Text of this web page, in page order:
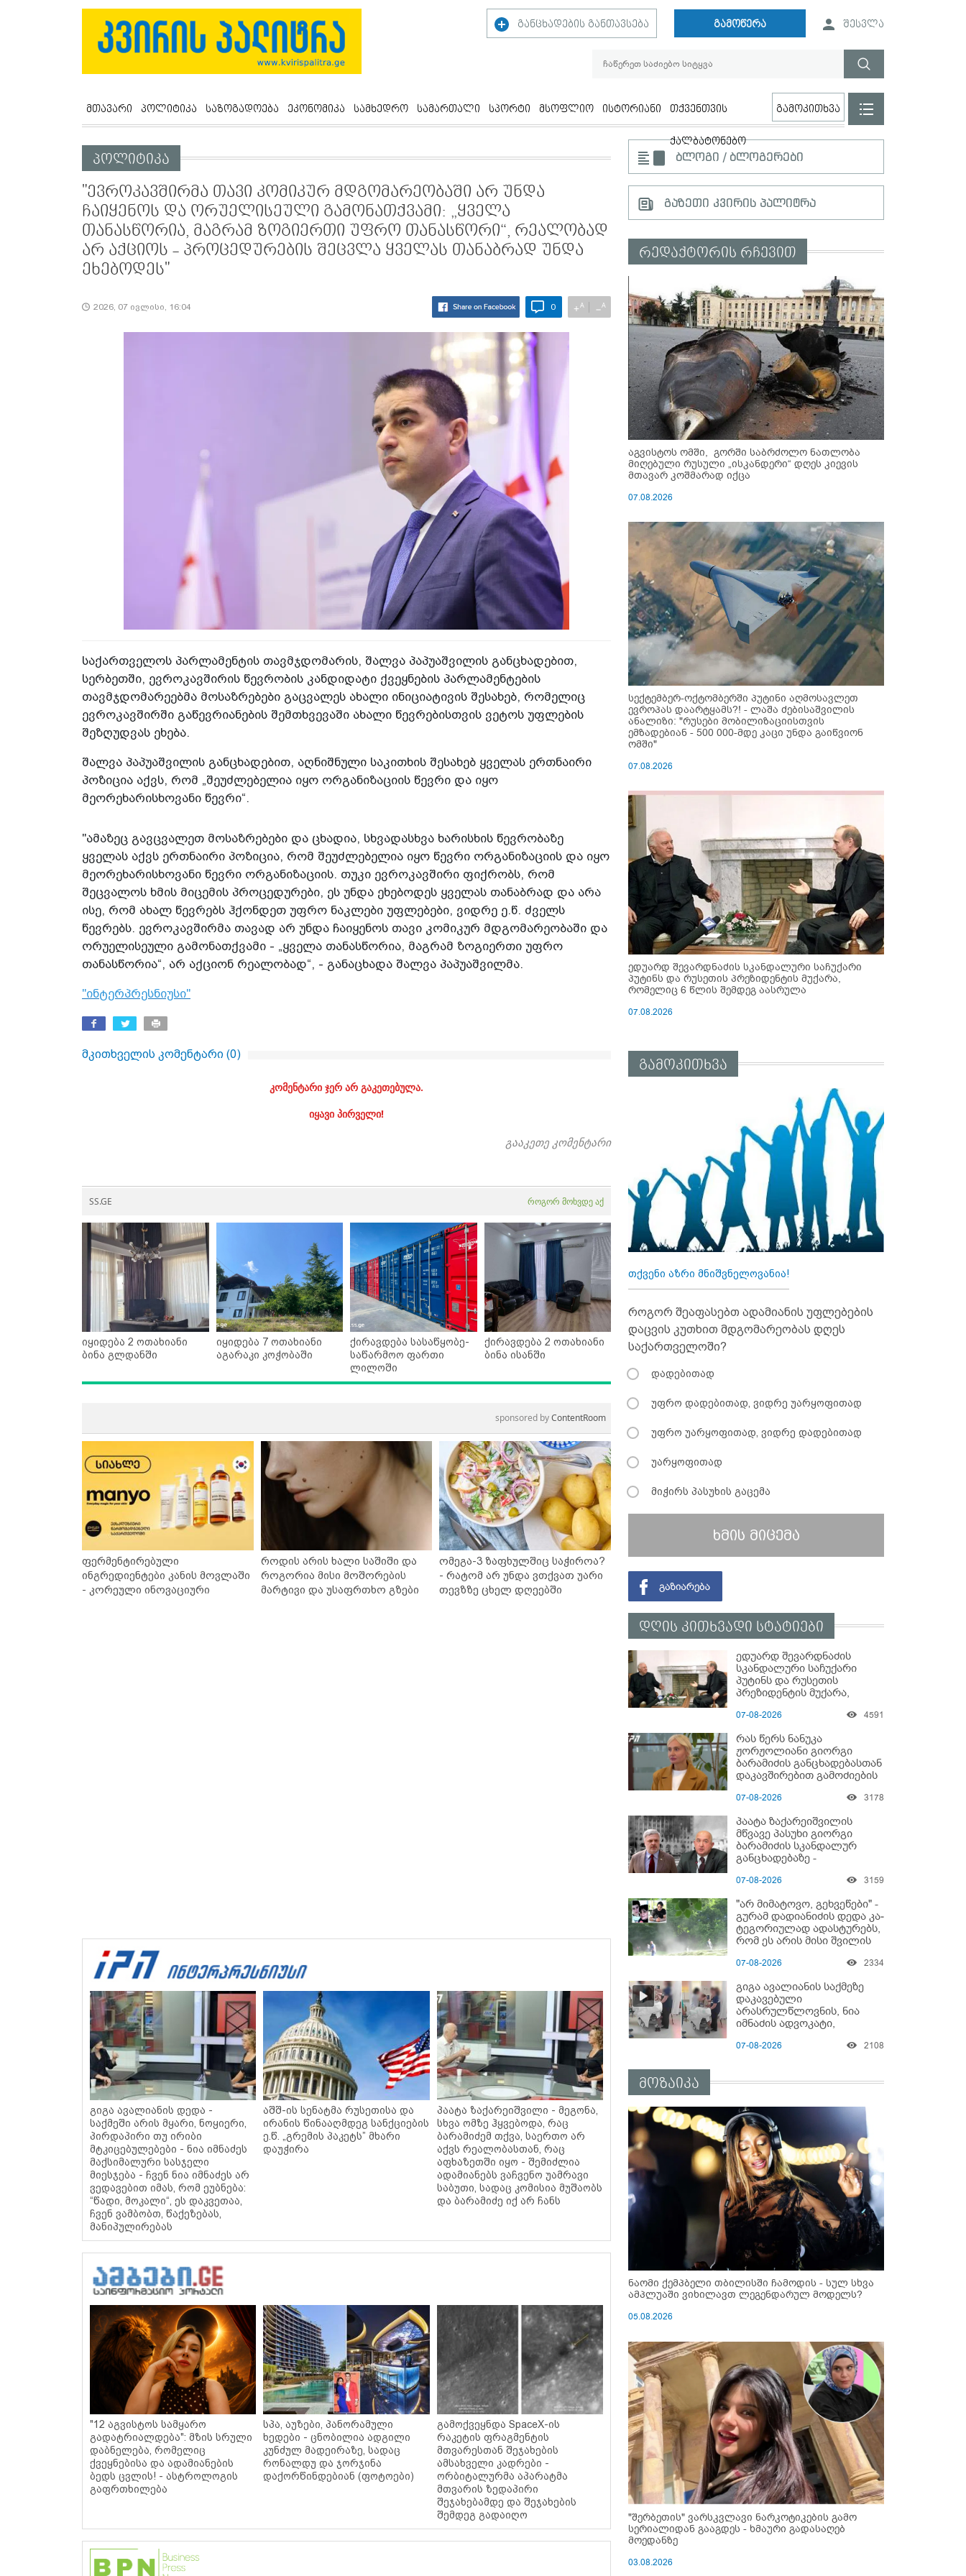
განცხადების განთავსება გამოწერა შესვლა
მთავარი პოლიტიკა საზოგადოება ეკონომიკა სამხედრო სამართალი სპორტი მსოფლიო ისტორიანი თქვენთვის
ქალბატონებო
გამოკითხვა
პოლიტიკა
"ევროკავშირმა თავი კომიკურ მდგომარეობაში არ უნდა
ჩაიყენოს და ორუელისეული გამონათქვამი: „ყველა
თანასწორია, მაგრამ ზოგიერთი უფრო თანასწორი“, რეალობად
არ აქციოს - პროცედურების შეცვლა ყველას თანაბრად უნდა
ეხებოდეს"
2026, 07 ივლისი, 16:04 0 +A −A
საქართველოს პარლამენტის თავმჯდომარის, შალვა პაპუაშვილის განცხადებით,
სერბეთში, ევროკავშირის წევრობის კანდიდატი ქვეყნების პარლამენტების
თავმჯდომარეებმა მოსაზრებები გაცვალეს ახალი ინიციატივის შესახებ, რომელიც
ევროკავშირში გაწევრიანების შემთხვევაში ახალი წევრებისთვის ვეტოს უფლების
შეზღუდვას ეხება.
შალვა პაპუაშვილის განცხადებით, აღნიშნული საკითხის შესახებ ყველას ერთნაირი
პოზიცია აქვს, რომ „შეუძლებელია იყო ორგანიზაციის წევრი და იყო
მეორეხარისხოვანი წევრი“.
"ამაზეც გავცვალეთ მოსაზრებები და ცხადია, სხვადასხვა ხარისხის წევრობაზე
ყველას აქვს ერთნაირი პოზიცია, რომ შეუძლებელია იყო წევრი ორგანიზაციის და იყო
მეორეხარისხოვანი წევრი ორგანიზაციის. თუკი ევროკავშირი ფიქრობს, რომ
შეცვალოს ხმის მიცემის პროცედურები, ეს უნდა ეხებოდეს ყველას თანაბრად და არა
ისე, რომ ახალ წევრებს ჰქონდეთ უფრო ნაკლები უფლებები, ვიდრე ე.წ. ძველს
წევრებს. ევროკავშირმა თავად არ უნდა ჩაიყენოს თავი კომიკურ მდგომარეობაში და
ორუელისეული გამონათქვამი - „ყველა თანასწორია, მაგრამ ზოგიერთი უფრო
თანასწორია“, არ აქციონ რეალობად“, - განაცხადა შალვა პაპუაშვილმა.
"ინტერპრესნიუსი"
მკითხველის კომენტარი (0)
კომენტარი ჯერ არ გაკეთებულა.
იყავი პირველი!
გააკეთე კომენტარი
SS.GE როგორ მოხვდე აქ
იყიდება 2 ოთახიანი
ბინა გლდანში
იყიდება 7 ოთახიანი
აგარაკი კოჭობაში
ქირავდება სასაწყობე-
საწარმოო ფართი
ლილოში
ქირავდება 2 ოთახიანი
ბინა ისანში
sponsored byContentRoom
ფერმენტირებული
ინგრედიენტები კანის მოვლაში
- კორეული ინოვაციური
როდის არის ხალი საშიში და
როგორია მისი მოშორების
მარტივი და უსაფრთხო გზები
ომეგა-3 ზაფხულშიც საჭიროა?
- რატომ არ უნდა ვთქვათ უარი
თევზზე ცხელ დღეებში
გიგა ავალიანის დედა -
საქმეში არის მყარი, ნოყიერი,
პირდაპირი თუ ირიბი
მტკიცებულებები - ნია იმნაძეს
მაქსიმალური სასჯელი
მიესჯება - ჩვენ ნია იმნაძეს არ
ვედავებით იმას, რომ ეუბნება:
“წადი, მოკალი“, ეს დაკვეთაა,
ჩვენ ვამბობთ, წაქეზებას,
მანიპულირებას
აშშ-ის სენატმა რუსეთისა და
ირანის წინააღმდეგ სანქციების
ე.წ. „გრემის პაკეტს” მხარი
დაუჭირა
პაატა ზაქარეიშვილი - მეგონა,
სხვა ომზე ჰყვებოდა, რაც
ბარამიძემ თქვა, საერთო არ
აქვს რეალობასთან, რაც
აფხაზეთში იყო - შემიძლია
ადამიანებს ვაჩვენო უამრავი
საბუთი, სადაც კომისია მუშაობს
და ბარამიძე იქ არ ჩანს
"12 აგვისტოს სამყარო
გადატრიალდება": მზის სრული
დაბნელება, რომელიც
ქვეყნებისა და ადამიანების
ბედს ცვლის! - ასტროლოგის
გაფრთხილება
სპა, აუზები, პანორამული
ხედები - ცნობილია ადგილი
კუნძულ მადეირაზე, სადაც
რონალდუ და ჯორჯინა
დაქორწინდებიან (ფოტოები)
გამოქვეყნდა SpaceX-ის
რაკეტის ფრაგმენტის
მთვარესთან შეჯახების
ამსახველი კადრები -
ორბიტალურმა აპარატმა
მთვარის ზედაპირი
შეჯახებამდე და შეჯახების
შემდეგ გადაიღო
ბლოგი / ბლოგერები
გაზეთი კვირის პალიტრა
რედაქტორის რჩევით
აგვისტოს ომში, გორში საბრძოლო ნათლობა
მიღებული რუსული „ისკანდერი“ დღეს კიევის
მთავარ კოშმარად იქცა
07.08.2026
სექტემბერ-ოქტომბერში პუტინი აღმოსავლეთ
ევროპას დაარტყამს?! - ლაშა ძებისაშვილის
ანალიზი: "რუსები მობი­ლიზაციისთვის
ემზადებიან - 500 000-მდე კაცი უნდა გაიწვიონ
ომში"
07.08.2026
ედუარდ შევარდნაძის სკანდალური საჩუქარი
პუტინს და რუსეთის პრეზიდენტის მუქარა,
რომელიც 6 წლის შემდეგ აასრულა
07.08.2026
გამოკითხვა
თქვენი აზრი მნიშვნელოვანია!
როგორ შეაფასებთ ადამიანის უფლებების
დაცვის კუთხით მდგომარეობას დღეს
საქართველოში?
დადებითად
უფრო დადებითად, ვიდრე უარყოფითად
უფრო უარყოფითად, ვიდრე დადებითად
უარყოფითად
მიჭირს პასუხის გაცემა
ხმის მიცემა
დღის კითხვადი სტატიები
ედუარდ შევარდნაძის
სკანდალური საჩუქარი
პუტინს და რუსეთის
პრეზიდენტის მუქარა,
აასრულა
07-08-2026 4591
რას წერს ნანუკა
ჟორჟოლიანი გიორგი
ბარამიძის განცხადებასთან
დაკავშირებით გამოძიების
07-08-2026 3178
პაატა ზაქარეიშვილის
მწვავე პასუხი გიორგი
ბარამიძის სკანდალურ
განცხადებაზე -
ვიცი... კამანში მოკლული
გადმოვასვენე... ბარამიძე
კი ტყუის"
07-08-2026 3159
"არ მიმატოვო, გეხვეწები" -
გუ­რა­მ დადიანიძის დედა კა­
ტე­გო­რი­უ­ლად ადას­ტუ­რებს,
რომ ეს არის მისი შვი­ლის
07-08-2026 2334
გიგა ავალიანის საქმეზე
დაკავებული
არასრულწლოვნის, ნია
იმნაძის ადვოკატი,
გადაღებულ კადრებს
07-08-2026 2108
მოზაიკა
ნაომი ქემპბელი თბილისში ჩამოდის - სულ სხვა
ამპლუაში ვიხილავთ ლეგენდარულ მოდელს?
05.08.2026
"შერბეთის" ვარსკვლავი ნარკოტიკების გამო
სერიალიდან გააგდეს - ხმაური გადასაღებ
მოედანზე
03.08.2026